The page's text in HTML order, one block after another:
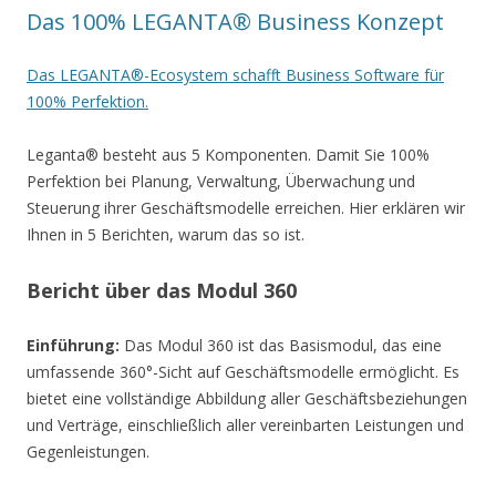
Das 100% LEGANTA® Business Konzept
Das LEGANTA®-Ecosystem schafft Business Software für
100% Perfektion.
Leganta® besteht aus 5 Komponenten. Damit Sie 100%
Perfektion bei Planung, Verwaltung, Überwachung und
Steuerung ihrer Geschäftsmodelle erreichen. Hier erklären wir
Ihnen in 5 Berichten, warum das so ist.
Bericht über das Modul 360
Einführung: Das Modul 360 ist das Basismodul, das eine
umfassende 360°-Sicht auf Geschäftsmodelle ermöglicht. Es
bietet eine vollständige Abbildung aller Geschäftsbeziehungen
und Verträge, einschließlich aller vereinbarten Leistungen und
Gegenleistungen.